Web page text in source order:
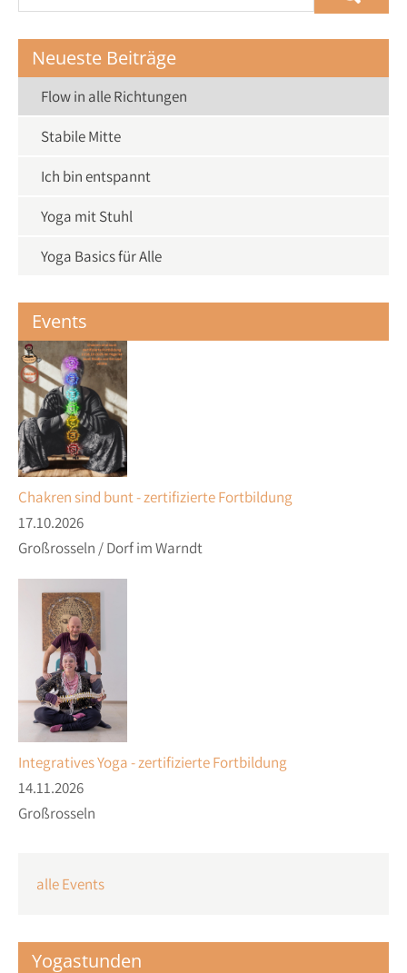
Neueste Beiträge
Flow in alle Richtungen
Stabile Mitte
Ich bin entspannt
Yoga mit Stuhl
Yoga Basics für Alle
Events
Chakren sind bunt - zertifizierte Fortbildung
17.10.2026
Großrosseln / Dorf im Warndt
Integratives Yoga - zertifizierte Fortbildung
14.11.2026
Großrosseln
alle Events
Yogastunden